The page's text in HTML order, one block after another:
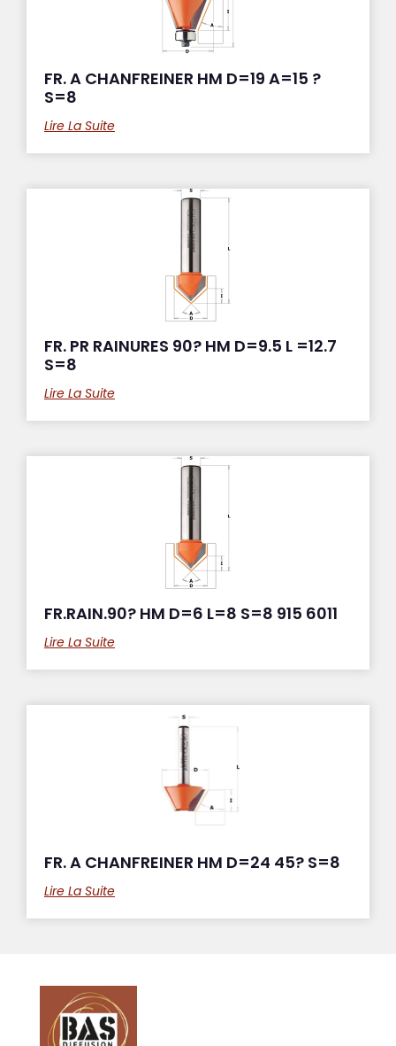
FR. A CHANFREINER HM D=19 A=15 ?
S=8
Lire La Suite
FR. PR RAINURES 90? HM D=9.5 L =12.7
S=8
Lire La Suite
FR.RAIN.90? HM D=6 L=8 S=8 915 6011
Lire La Suite
FR. A CHANFREINER HM D=24 45? S=8
Lire La Suite